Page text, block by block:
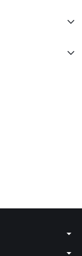
arrow_drop_down
arrow_drop_down